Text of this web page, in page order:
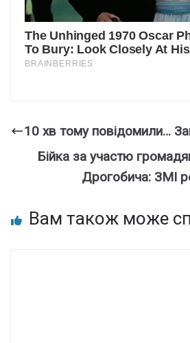
10 хв тому повідомили…
Бійка за участю
Дрогобича: ЗМІ
Вам також може